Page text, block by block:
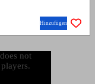
Hinzufügen
not